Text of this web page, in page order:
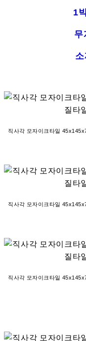
1
무
직사각 모자이크타일
직사각 모자이크타일
직사각 모자이크타일